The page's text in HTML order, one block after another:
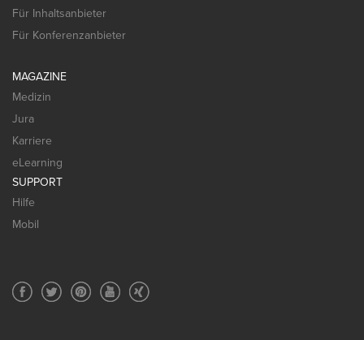
Für Inhaltsanbieter
Für Konferenzanbieter
MAGAZINE
Medizin
Jura
Karriere
eLearning
SUPPORT
Hilfe
Mobil